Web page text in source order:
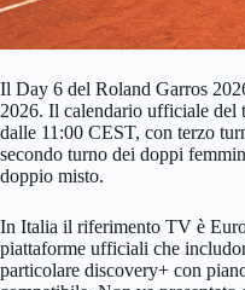
Il Day 6 del Roland Garros
2026. Il calendario ufficiale del
dalle 11:00 CEST, con terzo
secondo turno dei doppi
doppio misto.
In Italia il riferimento TV è
piattaforme ufficiali che
particolare discovery+ con